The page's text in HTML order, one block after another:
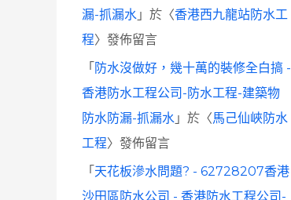
漏-抓漏水 」於〈香港西九龍站防水工
程〉發佈留言
「 防水沒做好，幾十萬的裝修全白搞 -
香港防水工程公司-防水工程-建築物
防水防漏-抓漏水 」於〈馬己仙峽防水
工程〉發佈留言
「 天花板滲水問題? - 62728207香港
沙田區防水公司 - 香港防水工程公司-